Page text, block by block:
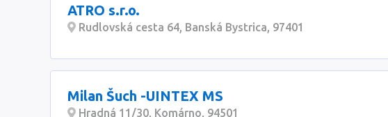
ATRO s.r.o.
Rudlovská cesta 64, Banská Bystrica, 97401
Milan Šuch -UINTEX MS
Hradná 11/30, Komárno, 94501